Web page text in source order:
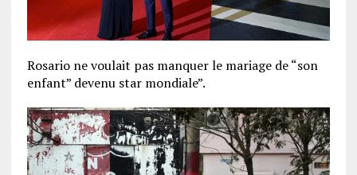
Rosario ne voulait pas manquer le mariage de “son
enfant” devenu star mondiale”.